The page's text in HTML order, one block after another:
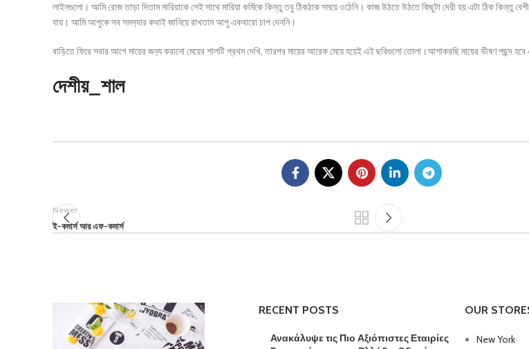
লাইনগুলো। আমি রোজ তাড়া দিতাম মারিয়াকে সেই সাথে মারিয়া কর্মিকে কিন্তু তবু ঠিকঠাক সময়ে ওঠেনি। কাজ উঠতে উঠতে কিছুটা দেরী হয় এটা ঠিক কিন্তু
যায়। আমি আপুকে সব সমস‍্যার কথাই জানিয়ে রাখতাম আপু একবারো চাপ দেননি।
বাড়িতে ফিরে সবার আগে মায়ের জন‍্য করানো মেয়ের শালটি প্রথম দেখি, তারপর মায়ের আরেক মেয়ে হয়েই এই ছবিগুলো তোলা।আশাকরছি মায়ের ভীষণ পছন্দ
দেশীয়_শাল
Newer
ই-কমার্স আর এফ-কমার্স
RECENT POSTS
Ανακάλυψε τις Πιο Αξιόπιστες Εταιρίες
OUR
New York